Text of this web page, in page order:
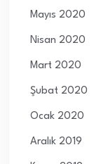
Mayıs 2020
Nisan 2020
Mart 2020
Şubat 2020
Ocak 2020
Aralık 2019